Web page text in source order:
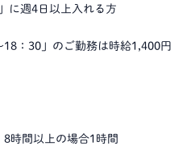
に週4日以上入れる方
18：30」のご勤務は時給1,400円
時間以上の場合1時間